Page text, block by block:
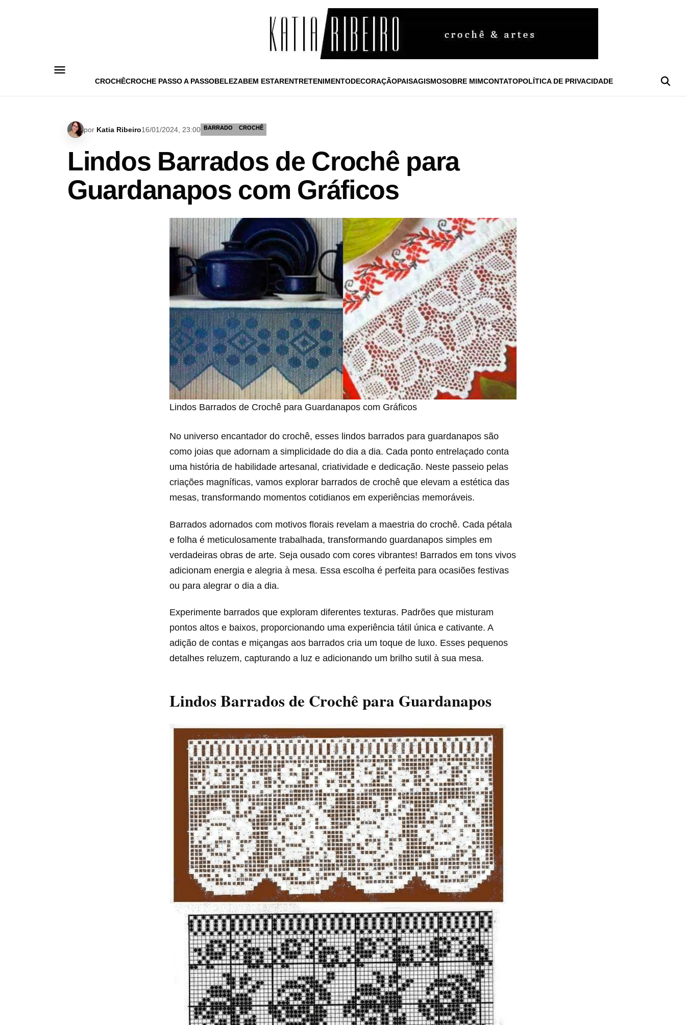
CROCHÊCROCHE PASSO A PASSOBELEZABEM ESTARENTRETENIMENTODECORAÇÃOPAISAGISMOSOBRE MIMCONTATOPOLÍTICA DE PRIVACIDADE
por Katia Ribeiro16/01/2024, 23:00 BARRADO CROCHÊ
Lindos Barrados de Crochê para
Guardanapos com Gráficos
Lindos Barrados de Crochê para Guardanapos com Gráficos
No universo encantador do crochê, esses lindos barrados para guardanapos são
como joias que adornam a simplicidade do dia a dia. Cada ponto entrelaçado conta
uma história de habilidade artesanal, criatividade e dedicação. Neste passeio pelas
criações magníficas, vamos explorar barrados de crochê que elevam a estética das
mesas, transformando momentos cotidianos em experiências memoráveis.
Barrados adornados com motivos florais revelam a maestria do crochê. Cada pétala
e folha é meticulosamente trabalhada, transformando guardanapos simples em
verdadeiras obras de arte. Seja ousado com cores vibrantes! Barrados em tons vivos
adicionam energia e alegria à mesa. Essa escolha é perfeita para ocasiões festivas
ou para alegrar o dia a dia.
Experimente barrados que exploram diferentes texturas. Padrões que misturam
pontos altos e baixos, proporcionando uma experiência tátil única e cativante. A
adição de contas e miçangas aos barrados cria um toque de luxo. Esses pequenos
detalhes reluzem, capturando a luz e adicionando um brilho sutil à sua mesa.
Lindos Barrados de Crochê para Guardanapos